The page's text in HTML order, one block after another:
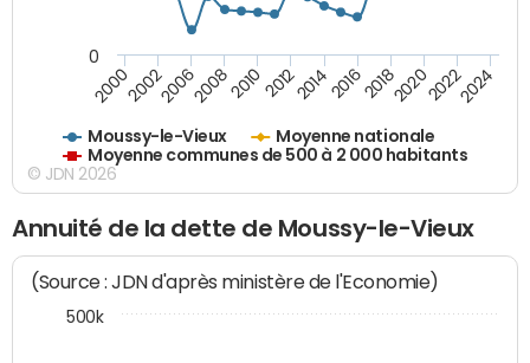
Moussy-le-Vieux
Moyenne nationale
Moyenne communes de 500 à 2 000 habitants
200020022006200820102012201420162018202020222024
0
© JDN 2026
Annuité de la dette de Moussy-le-Vieux
(Source : JDN d'après ministère de l'Economie)
500k